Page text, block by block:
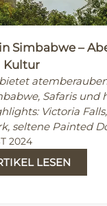
Simbabwe –
Kultur
Safaris und
Victoria
seltene Painted
2024
LESEN